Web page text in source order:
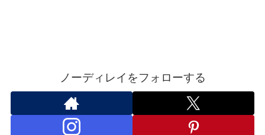
ノーディレイをフォローする